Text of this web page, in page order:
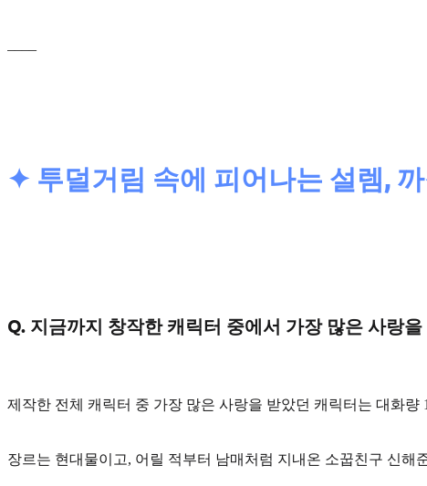
✦ 투덜거림 속에 피어나는 설렘, 까
Q. 지금까지 창작한 캐릭터 중에서 가장 많은 사랑
제작한 전체 캐릭터 중 가장 많은 사랑을 받았던 캐릭터는 대화량
장르는 현대물이고, 어릴 적부터 남매처럼 지내온 소꿉친구 신해